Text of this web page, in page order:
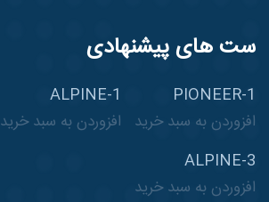
ست های پیشنهادی
PIONEER-1
افزوردن به سبد خرید
ALPINE-1
افزوردن به سبد خرید
ALPINE-3
افزوردن به سبد خرید